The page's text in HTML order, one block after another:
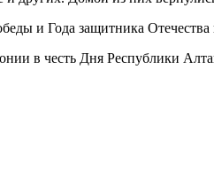
и Года защитника
в честь Дня Республики